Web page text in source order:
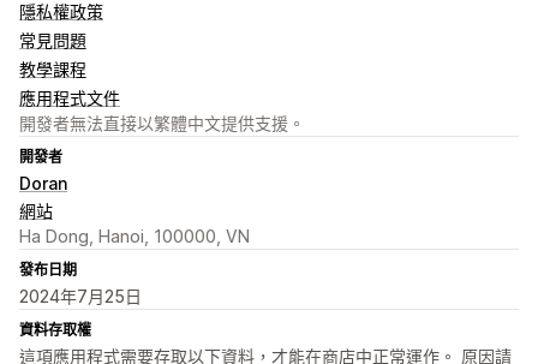
隱私權政策
常見問題
教學課程
應用程式文件
開發者無法直接以繁體中文提供支援。
開發者
Doran
網站
Ha Dong, Hanoi, 100000, VN
發布日期
2024年7月25日
資料存取權
這項應用程式需要存取以下資料，才能在商店中正常運作。 原因請